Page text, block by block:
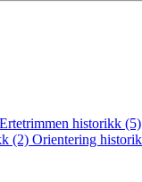
Ertetrimmen historikk (5)
(2) Orientering